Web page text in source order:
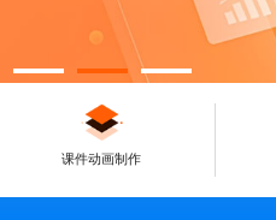
课件动画制作